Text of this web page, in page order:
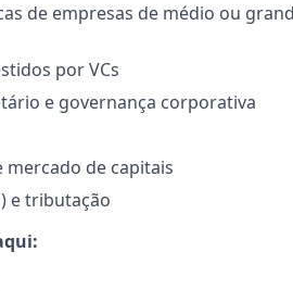
de empresas de médio ou
por VCs
e governança corporativa
de capitais
e tributação